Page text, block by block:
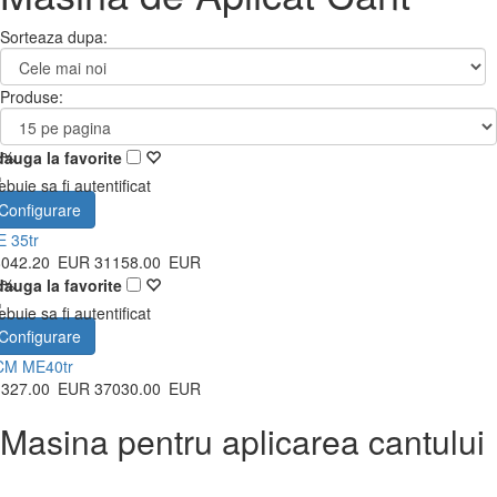
Sorteaza dupa:
Produse:
la favorite
sa fi autentificat
35tr
EUR 31158.00 EUR
la favorite
sa fi autentificat
ME40tr
EUR 37030.00 EUR
Masina pentru aplicarea cantului